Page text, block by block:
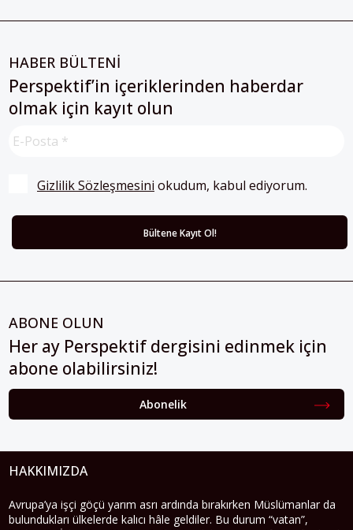
HABER BÜLTENİ
Perspektif’in içeriklerinden haberdar
olmak için kayıt olun
Gizlilik Sözleşmesini okudum, kabul ediyorum.
ABONE OLUN
Her ay Perspektif dergisini edinmek için
abone olabilirsiniz!
Abonelik
HAKKIMIZDA
Avrupa’ya işçi göçü yarım asrı ardında bırakırken Müslümanlar da
bulundukları ülkelerde kalıcı hâle geldiler. Bu durum “vatan”,